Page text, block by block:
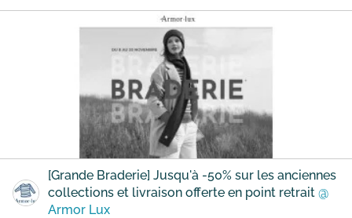
[Grande Braderie] Jusqu'à -50% sur les anciennes
collections et livraison offerte en point retrait @
Armor Lux